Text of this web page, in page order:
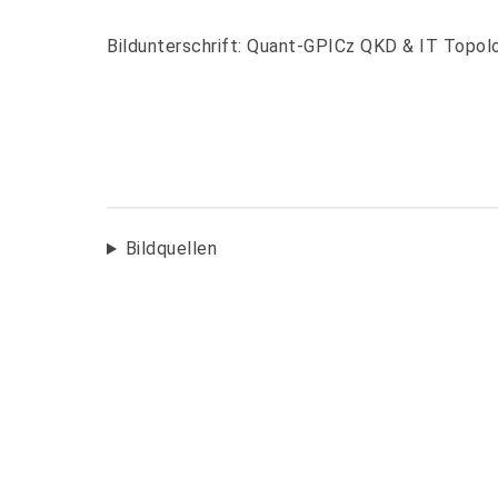
Bildunterschrift: Quant-GPICz QKD & IT
Bildquellen